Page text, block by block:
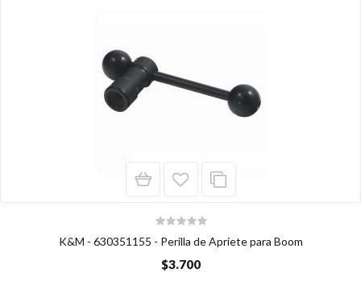
K&M - 630351155 - Perilla de Apriete para Boom
$3.700